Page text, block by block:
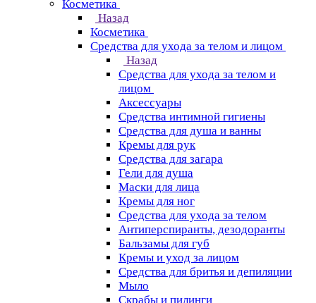
Косметика
Назад
Косметика
Средства для ухода за телом и лицом
Назад
Средства для ухода за телом и
лицом
Аксессуары
Средства интимной гигиены
Средства для душа и ванны
Кремы для рук
Средства для загара
Гели для душа
Маски для лица
Кремы для ног
Средства для ухода за телом
Антиперспиранты, дезодоранты
Бальзамы для губ
Кремы и уход за лицом
Средства для бритья и депиляции
Мыло
Скрабы и пилинги